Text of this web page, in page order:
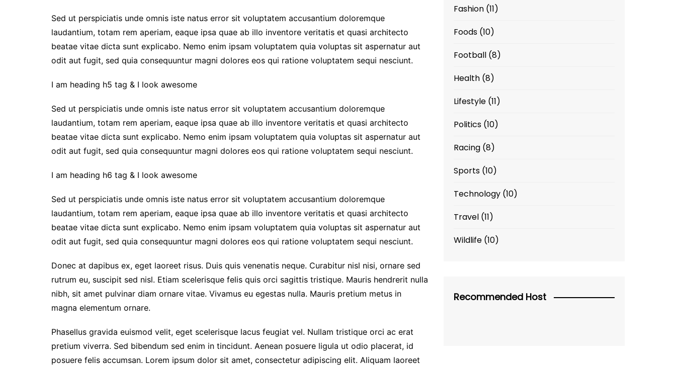
Sed ut perspiciatis unde omnis iste natus error sit voluptatem accusantium doloremque
laudantium, totam rem aperiam, eaque ipsa quae ab illo inventore veritatis et quasi architecto
beatae vitae dicta sunt explicabo. Nemo enim ipsam voluptatem quia voluptas sit aspernatur aut
odit aut fugit, sed quia consequuntur magni dolores eos qui ratione voluptatem sequi nesciunt.
I am heading h5 tag & I look awesome
Sed ut perspiciatis unde omnis iste natus error sit voluptatem accusantium doloremque
laudantium, totam rem aperiam, eaque ipsa quae ab illo inventore veritatis et quasi architecto
beatae vitae dicta sunt explicabo. Nemo enim ipsam voluptatem quia voluptas sit aspernatur aut
odit aut fugit, sed quia consequuntur magni dolores eos qui ratione voluptatem sequi nesciunt.
I am heading h6 tag & I look awesome
Sed ut perspiciatis unde omnis iste natus error sit voluptatem accusantium doloremque
laudantium, totam rem aperiam, eaque ipsa quae ab illo inventore veritatis et quasi architecto
beatae vitae dicta sunt explicabo. Nemo enim ipsam voluptatem quia voluptas sit aspernatur aut
odit aut fugit, sed quia consequuntur magni dolores eos qui ratione voluptatem sequi nesciunt.
Donec at dapibus ex, eget laoreet risus. Duis quis venenatis neque. Curabitur nisl nisi, ornare sed
rutrum eu, suscipit sed nisl. Etiam scelerisque felis quis orci sagittis tristique. Mauris hendrerit nulla
nibh, sit amet pulvinar diam ornare vitae. Vivamus eu egestas nulla. Mauris pretium metus in
magna elementum ornare.
Phasellus gravida euismod velit, eget scelerisque lacus feugiat vel. Nullam tristique orci ac erat
pretium viverra. Sed bibendum sed enim in tincidunt. Aenean posuere ligula ut odio placerat, id
posuere felis accumsan. Lorem ipsum dolor sit amet, consectetur adipiscing elit. Aliquam laoreet
Fashion (11)
Foods (10)
Football (8)
Health (8)
Lifestyle (11)
Politics (10)
Racing (8)
Sports (10)
Technology (10)
Travel (11)
Wildlife (10)
Recommended Host